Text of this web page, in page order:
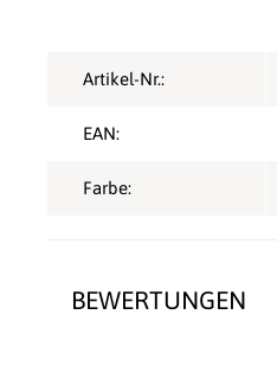
BEWERTUNGEN
Artikel-Nr.:
EAN:
Farbe: